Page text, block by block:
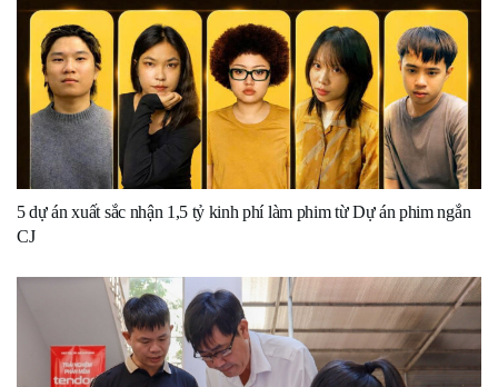
5 dự án xuất sắc nhận 1,5 tỷ kinh phí làm phim từ Dự án phim ngắn
CJ